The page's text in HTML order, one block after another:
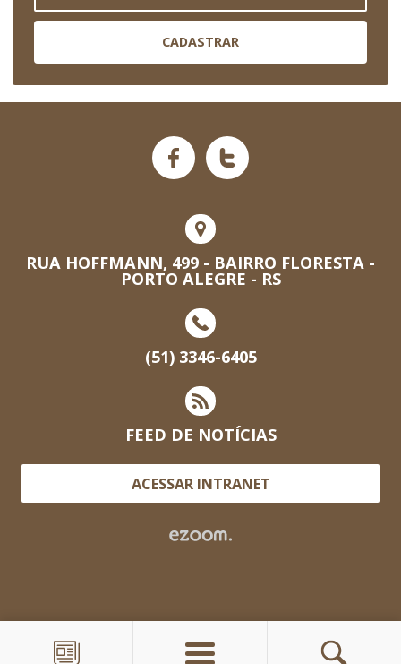
CADASTRAR
RUA HOFFMANN, 499 - BAIRRO FLORESTA -
PORTO ALEGRE - RS
(51) 3346-6405
FEED DE NOTÍCIAS
ACESSAR INTRANET